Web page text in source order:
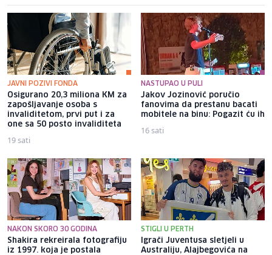
JAVNI POZIVI FONDA
Osigurano 20,3 miliona KM za
zapošljavanje osoba s
invaliditetom, prvi put i za
one sa 50 posto invaliditeta
19 sati
NASTUPAO U PULI
Jakov Jozinović poručio
fanovima da prestanu bacati
mobitele na binu: Pogazit ću ih
16 sati
NAKON SKORO 30 GODINA
Shakira rekreirala fotografiju
iz 1997. koja je postala
STIGLI U PERTH
Igrači Juventusa sletjeli u
Australiju, Alajbegovića na